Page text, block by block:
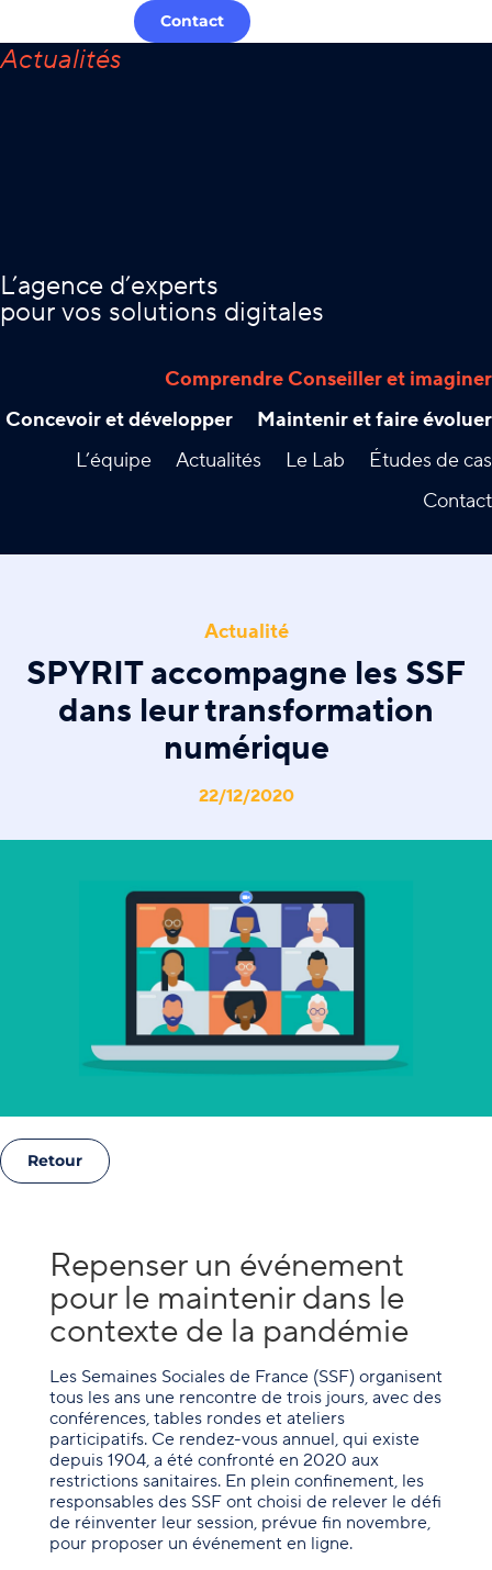
Contact
L’agence d’experts
pour vos solutions digitales
Comprendre Conseiller et imaginer
Concevoir et développer
Maintenir et faire évoluer
L’équipe
Actualités Le Lab
Études de cas
Contact
Actualité
SPYRIT accompagne les SSF
dans leur transformation
numérique
22/12/2020
Retour
Repenser un événement
pour le maintenir dans le
contexte de la pandémie
Les Semaines Sociales de France (SSF) organisent
tous les ans une rencontre de trois jours, avec des
conférences, tables rondes et ateliers
participatifs. Ce rendez-vous annuel, qui existe
depuis 1904, a été confronté en 2020 aux
restrictions sanitaires. En plein confinement, les
responsables des SSF ont choisi de relever le défi
de réinventer leur session, prévue fin novembre,
pour proposer un événement en ligne.